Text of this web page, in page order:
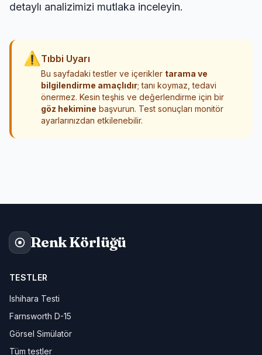
detaylı analizimizi mutlaka inceleyin.
⚠ Tıbbi Uyarı
Bu sayfadaki testler ve içerikler tarama ve
bilgilendirme amaçlıdır; tanı koymaz, tedavi
önermez. Kesin teşhis ve değerlendirme için bir
göz hekimine başvurun. Test sonuçları monitör
ayarlarınızdan etkilenebilir.
Renk Körlüğü
TESTLER
Ishihara Testi
Farnsworth D-15
Görsel Simülatör
Tüm testler